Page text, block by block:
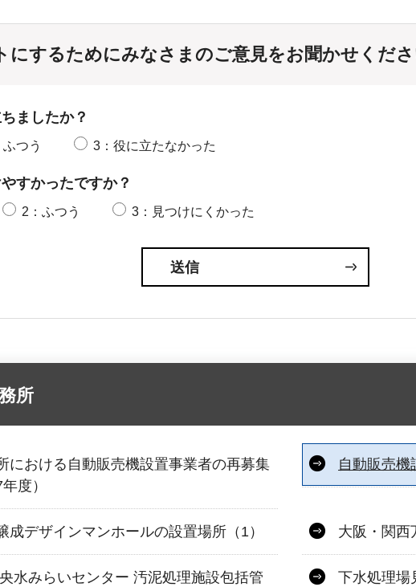
にするためにみなさまのご意見をお聞かせくだ
ましたか？
ふつう 3：役に立たなかった
すかったですか？
2：ふつう 3：見つけにくかった
所
における自動販売機設置事業者の再募集
度）
自動販売機
成デザインマンホールの設置場所（1） 大阪・関西
水みらいセンター 汚泥処理施設包括管
下水処理場